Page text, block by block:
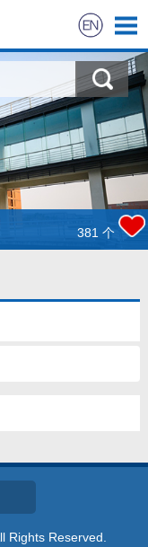
381 个
Rights Reserved.